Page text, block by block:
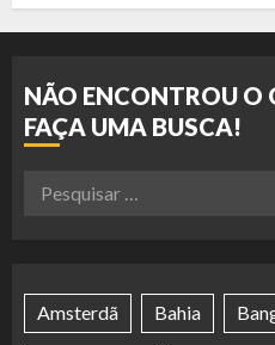
NÃO ENCONTROU O
FAÇA UMA BUSCA!
Pesquisar
Amsterdã Bahia